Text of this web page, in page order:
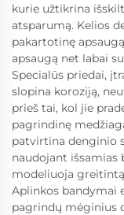
kurie užtikrina
atsparumą. Kelios
pakartotinę
apsaugą net labai
Specialūs priedai,
slopina koroziją,
prieš tai, kol jie
pagrindinę
patvirtina denginio
naudojant išsamias
modeliuoja
Aplinkos bandymai
pagrindų mėginius